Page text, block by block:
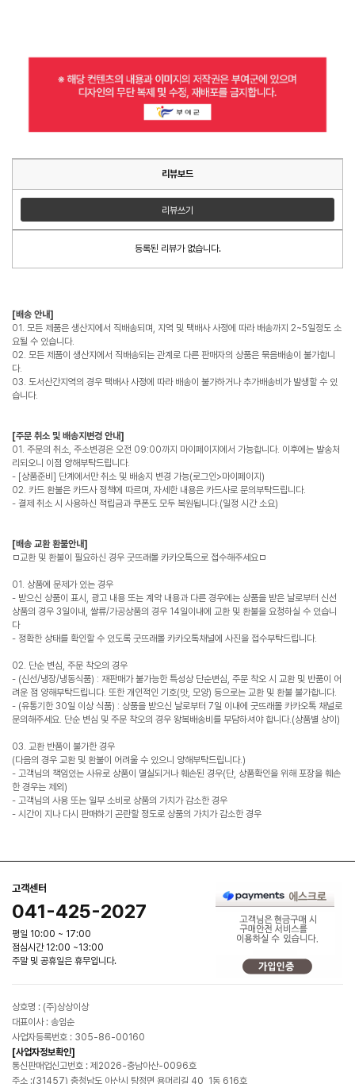
리뷰보드
리뷰쓰기
등록된 리뷰가 없습니다.
[배송 안내]
01. 모든 제품은 생산지에서 직배송되며, 지역 및 택배사 사정에 따라 배송까지 2~5일정도 소
요될 수 있습니다.
02. 모든 제품이 생산지에서 직배송되는 관계로 다른 판매자의 상품은 묶음배송이 불가합니
다.
03. 도서산간지역의 경우 택배사 사정에 따라 배송이 불가하거나 추가배송비가 발생할 수 있
습니다.
[주문 취소 및 배송지변경 안내]
01. 주문의 취소, 주소변경은 오전 09:00까지 마이페이지에서 가능합니다. 이후에는 발송처
리되오니 이점 양해부탁드립니다.
- [상품준비] 단계에서만 취소 및 배송지 변경 가능(로그인>마이페이지)
02. 카드 환불은 카드사 정책에 따르며, 자세한 내용은 카드사로 문의부탁드립니다.
- 결제 취소 시 사용하신 적립금과 쿠폰도 모두 복원됩니다.(일정 시간 소요)
[배송 교환 환불안내]
ㅁ교환 및 환불이 필요하신 경우 굿뜨래몰 카카오톡으로 접수해주세요ㅁ
01. 상품에 문제가 있는 경우
- 받으신 상품이 표시, 광고 내용 또는 계약 내용과 다른 경우에는 상품을 받은 날로부터 신선
상품의 경우 3일이내, 쌀류/가공상품의 경우 14일이내에 교환 및 환불을 요청하실 수 있습니
다
- 정확한 상태를 확인할 수 있도록 굿뜨래몰 카카오톡채널에 사진을 접수부탁드립니다.
02. 단순 변심, 주문 착오의 경우
- (신선/냉장/냉동식품) : 재판매가 불가능한 특성상 단순변심, 주문 착오 시 교환 및 반품이 어
려운 점 양해부탁드립니다. 또한 개인적인 기호(맛, 모양) 등으로는 교환 및 환불 불가합니다.
- (유통기한 30일 이상 식품) : 상품을 받으신 날로부터 7일 이내에 굿뜨래몰 카카오톡 채널로
문의해주세요. 단순 변심 및 주문 착오의 경우 왕복배송비를 부담하셔야 합니다.(상품별 상이)
03. 교환 반품이 불가한 경우
(다음의 경우 교환 및 환불이 어려울 수 있으니 양해부탁드립니다.)
- 고객님의 책임있는 사유로 상품이 멸실되거나 훼손된 경우(단, 상품확인을 위해 포장을 훼손
한 경우는 제외)
- 고객님의 사용 또는 일부 소비로 상품의 가치가 감소한 경우
- 시간이 지나 다시 판매하기 곤란할 정도로 상품의 가치가 감소한 경우
고객센터
041-425-2027
평일 10:00 ~ 17:00
점심시간 12:00 ~13:00
주말 및 공휴일은 휴무입니다.
상호명 : (주)상상이상
대표이사 : 송임순
사업자등록번호 : 305-86-00160
[사업자정보확인]
통신판매업신고번호 : 제2026-충남아산-0096호
주소 :(31457) 충청남도 아산시 탕정면 용머리길 40, 1동 616호